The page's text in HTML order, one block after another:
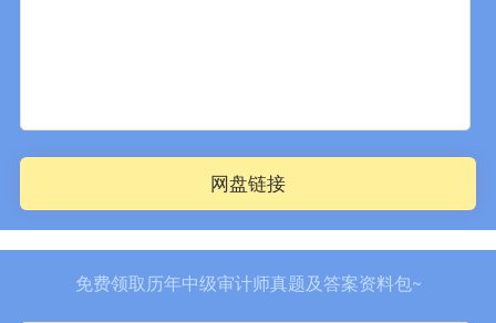
网盘链接
免费领取历年中级审计师真题及答案资料包~